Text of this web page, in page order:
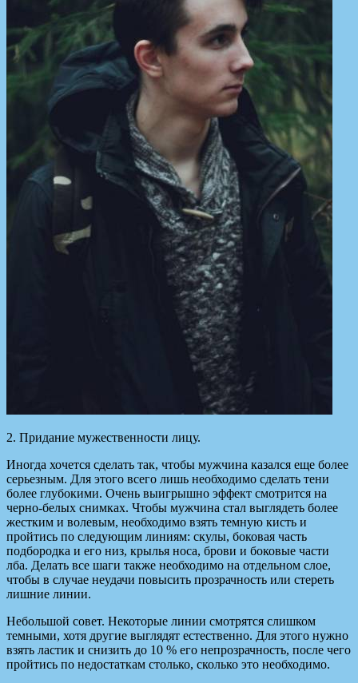
2. Придание мужественности лицу.
Иногда хочется сделать так, чтобы мужчина казался еще более
серьезным. Для этого всего лишь необходимо сделать тени
более глубокими. Очень выигрышно эффект смотрится на
черно-белых снимках. Чтобы мужчина стал выглядеть более
жестким и волевым, необходимо взять темную кисть и
пройтись по следующим линиям: скулы, боковая часть
подбородка и его низ, крылья носа, брови и боковые части
лба. Делать все шаги также необходимо на отдельном слое,
чтобы в случае неудачи повысить прозрачность или стереть
лишние линии.
Небольшой совет. Некоторые линии смотрятся слишком
темными, хотя другие выглядят естественно. Для этого нужно
взять ластик и снизить до 10 % его непрозрачность, после чего
пройтись по недостаткам столько, сколько это необходимо.